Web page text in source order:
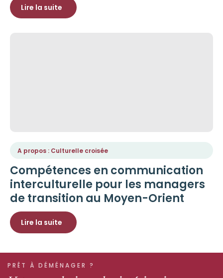
Lire la suite
A propos : Culturelle croisée
Compétences en communication
interculturelle pour les managers
de transition au Moyen-Orient
Lire la suite
PRÊT À DÉMÉNAGER ?